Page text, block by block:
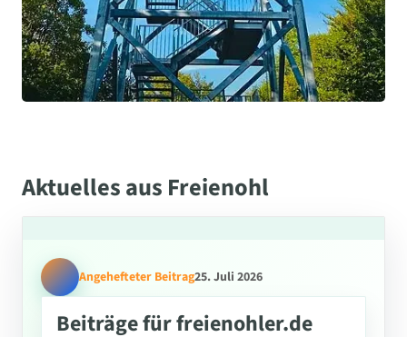
Aktuelles aus Freienohl
Angehefteter Beitrag25. Juli 2026
Beiträge für freienohler.de